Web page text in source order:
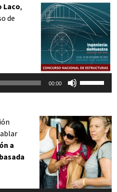
flecha
arriba/abajo
para
aumentar
o
disminuir
el
volumen.
Laco,
de
00:00
flecha
arriba/abajo
para
aumentar
o
disminuir
a